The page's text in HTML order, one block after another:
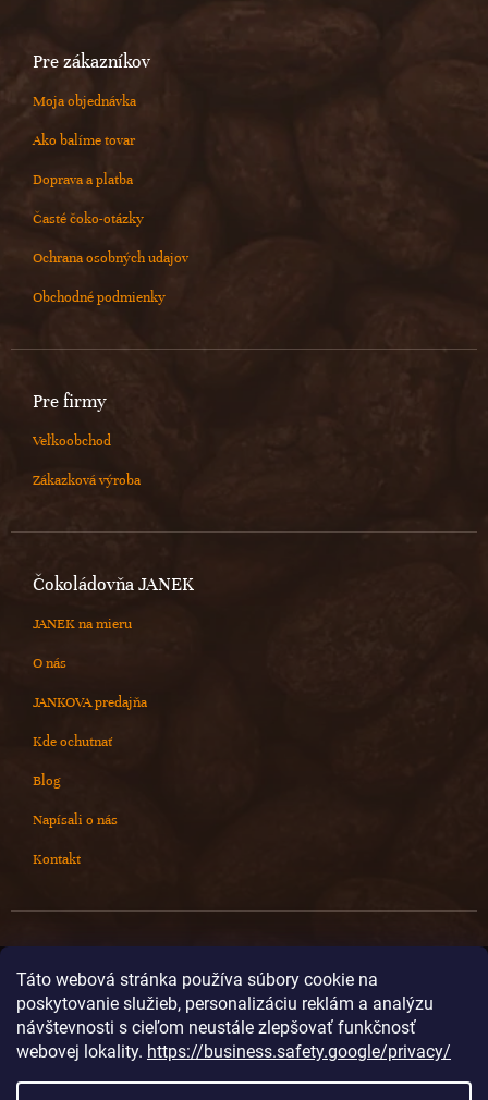
Táto webová stránka používa súbory cookie na
poskytovanie služieb, personalizáciu reklám a analýzu
návštevnosti s cieľom neustále zlepšovať funkčnosť
webovej lokality. https://business.safety.google/privacy/
Pre zákazníkov
Moja objednávka
Ako balíme tovar
Doprava a platba
Časté čoko-otázky
Ochrana osobných udajov
Obchodné podmienky
Pre firmy
Veľkoobchod
Zákazková výroba
Čokoládovňa JANEK
JANEK na mieru
O nás
JANKOVA predajňa
Kde ochutnať
Blog
Napísali o nás
Kontakt
info@cokoladovnajanek.sk
+420 778 716 678